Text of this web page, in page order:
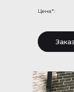
Цена*: